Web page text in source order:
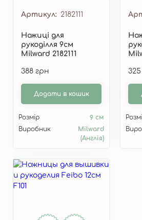
Артикул 2182111
Ножиці для
рукоділля 9см
Milward 2182111
388 грн
Додати в кошик
Розмір
9 см
Виробник
Milward
(Англія)